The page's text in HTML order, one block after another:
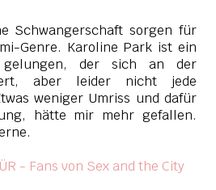
Schwangerschaft sorgen für
Genre. Karoline Park ist ein
gelungen, der sich an der
aber leider nicht jede
weniger Umriss und dafür
hätte mir mehr gefallen.
- Fans von Sex and the City